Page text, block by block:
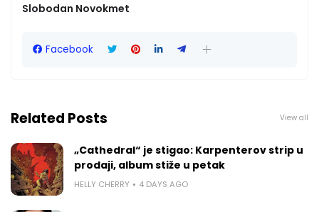
Slobodan Novokmet
Facebook
Related Posts View all
„Cathedral“ je stigao: Karpenterov strip u
prodaji, album stiže u petak
HELLY CHERRY 4 DAYS AGO